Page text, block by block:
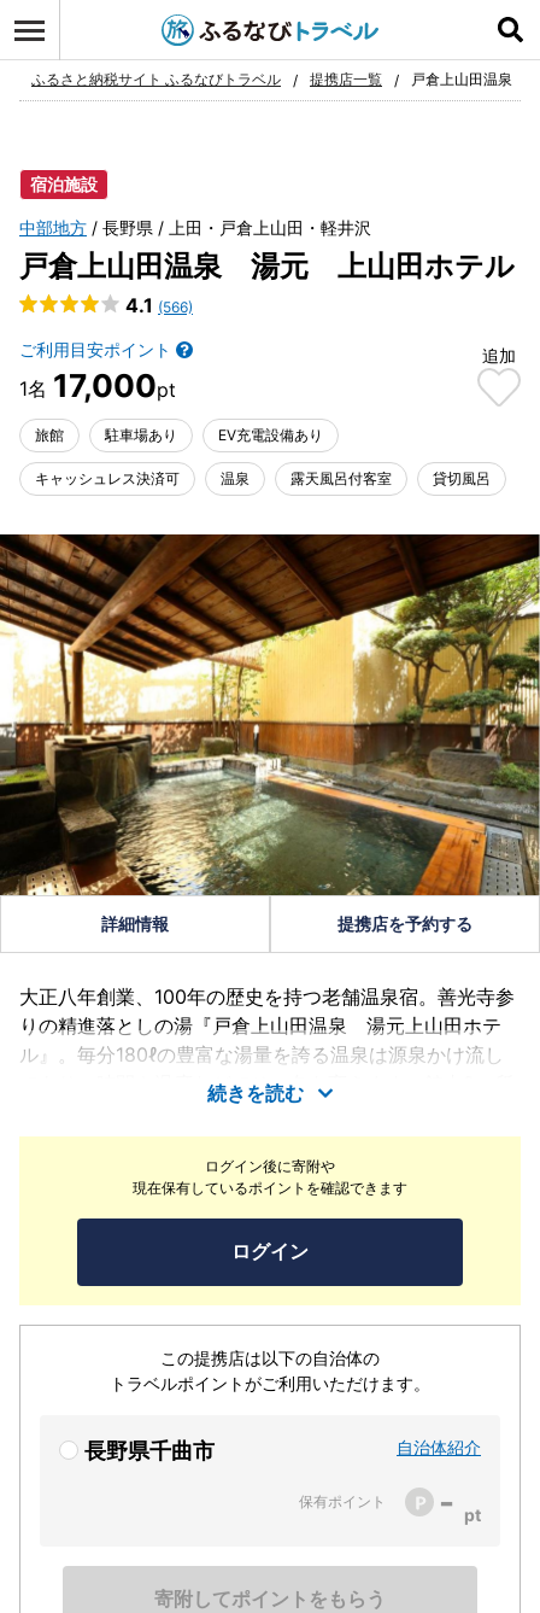
お気に入り
ふるさと納税サイト ふるなびトラベル 提携店一覧 戸倉上山田温泉
宿泊施設
中部地方 長野県 上田・戸倉上山田・軽井沢
戸倉上山田温泉 湯元 上山田ホテル
4.1 (566)
ご利用目安ポイント
17,000
追加
旅館 駐車場あり EV充電設備あり
キャッシュレス決済可 温泉 露天風呂付客室 貸切風呂
ログイン後に寄附や
現在保有しているポイントを確認できます
ログイン
この提携店は以下の自治体の
トラベルポイントがご利用いただけます。
長野県千曲市 自治体紹介
保有ポイント -
寄附してポイントをもらう
詳細情報 提携店を予約する
大正八年創業、100年の歴史を持つ老舗温泉宿。善光寺参
りの精進落としの湯『戸倉上山田温泉 湯元上山田ホテ
ル』。毎分180ℓの豊富な湯量を誇る温泉は源泉かけ流し
であり、時間や温度などでその色を変えます。館内2ヶ所
の「無料貸切露天風呂」はどなた様もご利用頂けます。露
天風呂付の客室や、二間続きの和室、洋室タイプのベッド
ルーム客室など、ご要望に合わせてお選び下さい。お食事
は和食かフレンチ。お好きな楽しみ方で信州の温泉街をご
満喫下さい。
続きを読む